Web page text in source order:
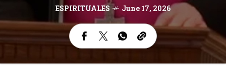
ESPIRITUALES June 17, 2026